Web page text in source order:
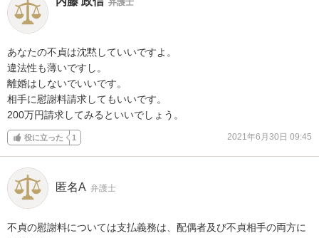
あなたの不貞は沈黙していいですよ。
違法性も薄いですし。
離婚はしないでいいです。
相手に慰謝料請求してもいいです。
200万円請求してみるといいでしょう。
役に立った 1 2021年6月30日 09:45
匿名A 弁護士
不貞の慰謝料については支払義務は、配偶者及び不貞相手の両方に